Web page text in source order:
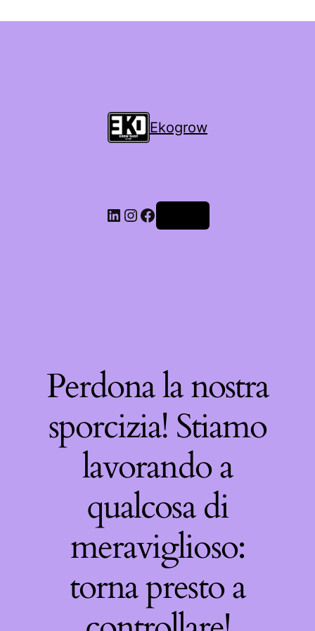
Ekogrow
Perdona la nostra
sporcizia! Stiamo
lavorando a
qualcosa di
meraviglioso:
torna presto a